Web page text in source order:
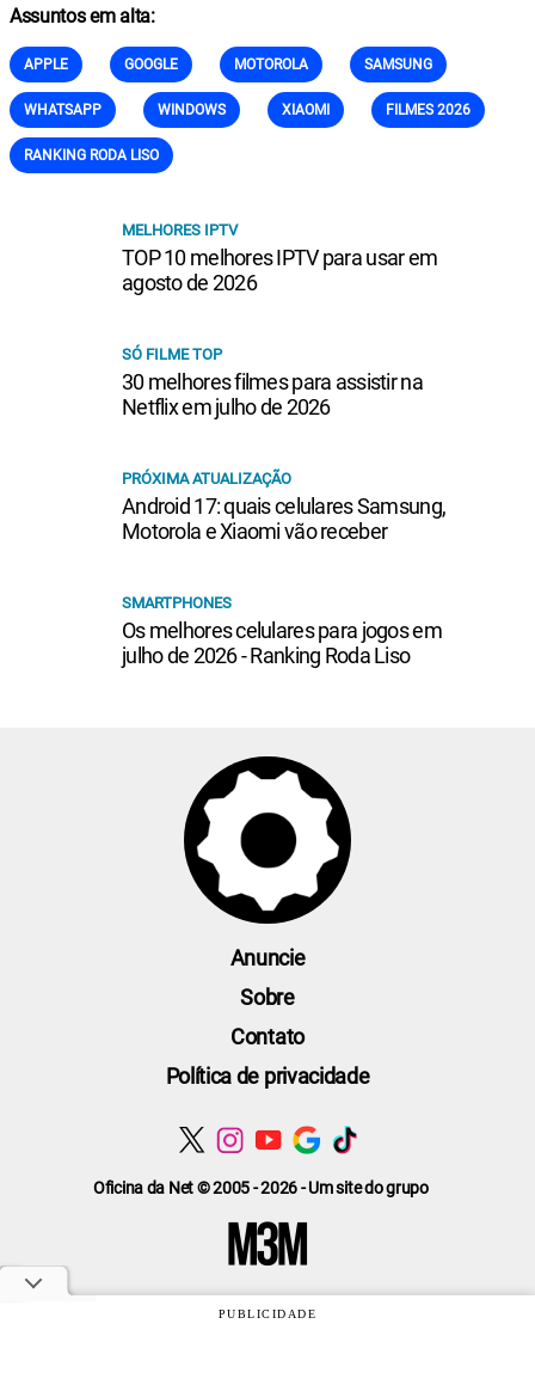
Assuntos em alta:
APPLE GOOGLE MOTOROLA SAMSUNG
WHATSAPP WINDOWS XIAOMI FILMES 2026
RANKING RODA LISO
MELHORES IPTV
TOP 10 melhores IPTV para usar em
agosto de 2026
SÓ FILME TOP
30 melhores filmes para assistir na
Netflix em julho de 2026
PRÓXIMA ATUALIZAÇÃO
Android 17: quais celulares Samsung,
Motorola e Xiaomi vão receber
SMARTPHONES
Os melhores celulares para jogos em
julho de 2026 - Ranking Roda Liso
Oficina da Net © 2005 - 2026 - Um site do grupo
Anuncie
Sobre
Contato
Política de privacidade
PUBLICIDADE